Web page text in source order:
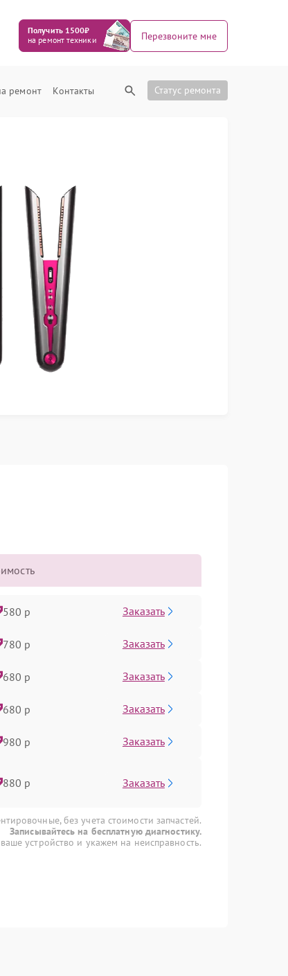
Получить 1500₽
на ремонт техники
Перезвоните мне
ремонт Контакты Статус ремонта
580 р Заказать
780 р Заказать
680 р Заказать
680 р Заказать
980 р Заказать
880 р Заказать
без учета стоимости запчастей.
Записывайтесь на бесплатную диагностику.
устройство и укажем на неисправность.